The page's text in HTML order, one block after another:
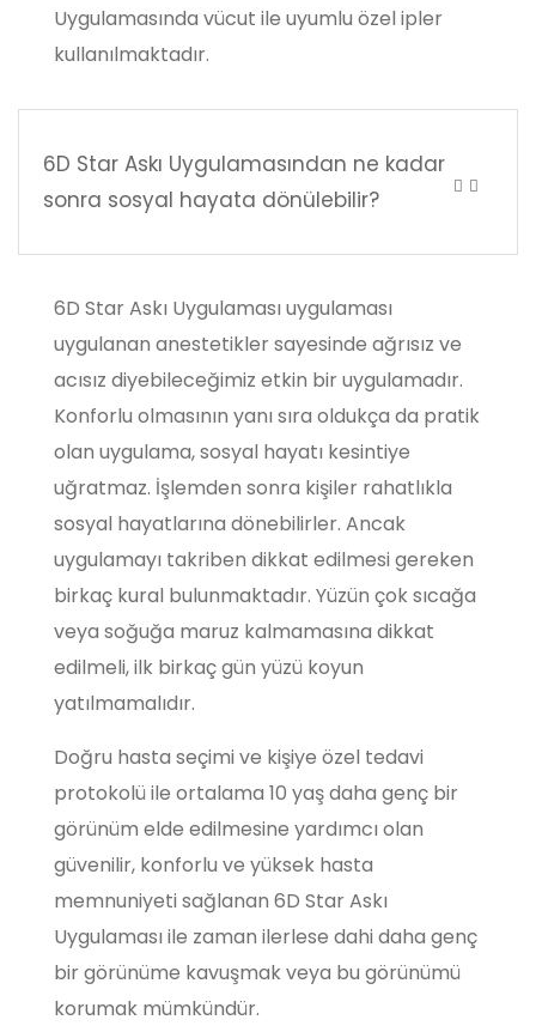
Uygulamasında vücut ile uyumlu özel ipler
kullanılmaktadır.
6D Star Askı Uygulamasından ne kadar
sonra sosyal hayata dönülebilir?
6D Star Askı Uygulaması uygulaması
uygulanan anestetikler sayesinde ağrısız ve
acısız diyebileceğimiz etkin bir uygulamadır.
Konforlu olmasının yanı sıra oldukça da pratik
olan uygulama, sosyal hayatı kesintiye
uğratmaz. İşlemden sonra kişiler rahatlıkla
sosyal hayatlarına dönebilirler. Ancak
uygulamayı takriben dikkat edilmesi gereken
birkaç kural bulunmaktadır. Yüzün çok sıcağa
veya soğuğa maruz kalmamasına dikkat
edilmeli, ilk birkaç gün yüzü koyun
yatılmamalıdır.
Doğru hasta seçimi ve kişiye özel tedavi
protokolü ile ortalama 10 yaş daha genç bir
görünüm elde edilmesine yardımcı olan
güvenilir, konforlu ve yüksek hasta
memnuniyeti sağlanan 6D Star Askı
Uygulaması ile zaman ilerlese dahi daha genç
bir görünüme kavuşmak veya bu görünümü
korumak mümkündür.